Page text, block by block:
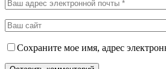
Сохраните мое имя, адрес